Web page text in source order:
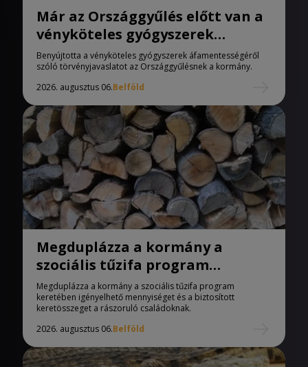
Már az Országgyűlés előtt van a
vényköteles gyógyszerek
áfamentességéről szóló
törvényjavaslat
Benyújtotta a vényköteles gyógyszerek áfamentességéről
szóló törvényjavaslatot az Országgyűlésnek a kormány.
2026. augusztus 06.Belföld
Megduplázza a kormány a
szociális tűzifa program
keretében igényelhető
mennyiséget
Megduplázza a kormány a szociális tűzifa program
keretében igényelhető mennyiséget és a biztosított
keretösszeget a rászoruló családoknak.
2026. augusztus 06.Belföld